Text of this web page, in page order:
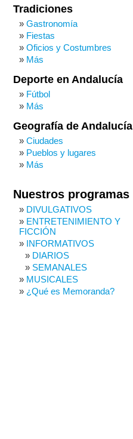
Tradiciones
Gastronomía
Fiestas
Oficios y Costumbres
Más
Deporte en Andalucía
Fútbol
Más
Geografía de Andalucía
Ciudades
Pueblos y lugares
Más
Nuestros programas
DIVULGATIVOS
ENTRETENIMIENTO Y
FICCIÓN
INFORMATIVOS
DIARIOS
SEMANALES
MUSICALES
¿Qué es Memoranda?